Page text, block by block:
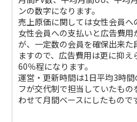
ンの数字になります。
売上原価に関しては女性会員へ
女性会員への支払いと広告費
が、一定数の会員を確保出来
ますので、広告費用は更に抑
60％程になります。
運営・更新時間は1日平均3時
フが交代制で担当していたも
わせて月間ベースにしたもので